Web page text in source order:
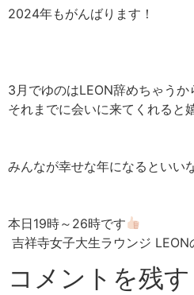
2024年もがんばります！
3月でゆのはLEON辞めちゃうか
それまでに会いに来てくれると
みんなが幸せな年になるといい
本日19時～26時です
吉祥寺女子大生ラウンジ LEON
コメントを残す